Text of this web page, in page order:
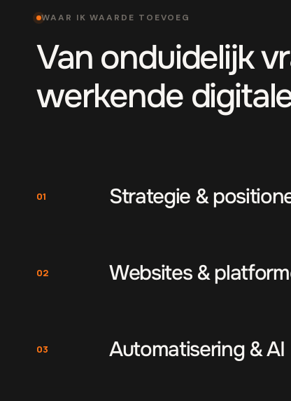
WAAR IK WAARDE TOEVOEG
Van onduidelijk
werkende
01 Strategie &
02 Websites &
03 Automatisering & AI